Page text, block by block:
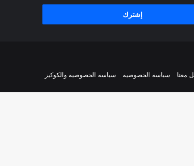
معنا سياسة الخصوصية سياسة الخصوصية والكوكيز